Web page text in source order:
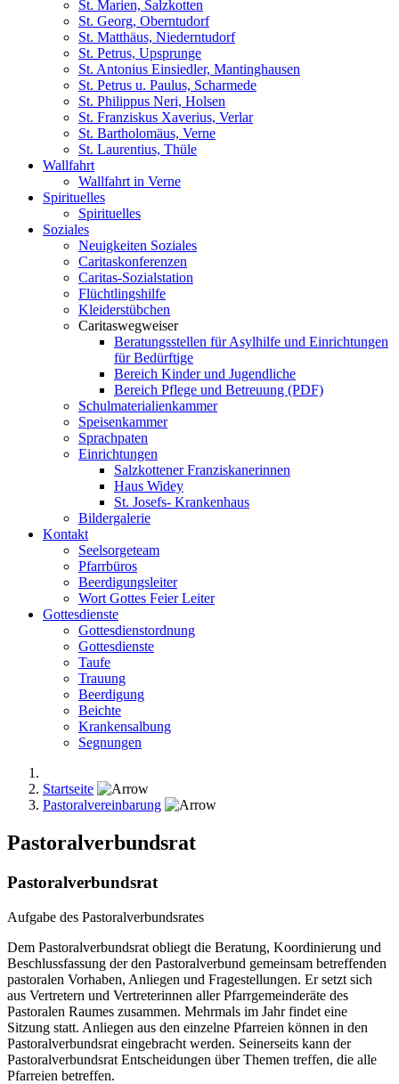
St. Marien, Salzkotten
St. Georg, Oberntudorf
St. Matthäus, Niederntudorf
St. Petrus, Upsprunge
St. Antonius Einsiedler, Mantinghausen
St. Petrus u. Paulus, Scharmede
St. Philippus Neri, Holsen
St. Franziskus Xaverius, Verlar
St. Bartholomäus, Verne
St. Laurentius, Thüle
Wallfahrt
Wallfahrt in Verne
Spirituelles
Spirituelles
Soziales
Neuigkeiten Soziales
Caritaskonferenzen
Caritas-Sozialstation
Flüchtlingshilfe
Kleiderstübchen
Caritaswegweiser
Beratungsstellen für Asylhilfe und Einrichtungen
für Bedürftige
Bereich Kinder und Jugendliche
Bereich Pflege und Betreuung (PDF)
Schulmaterialienkammer
Speisenkammer
Sprachpaten
Einrichtungen
Salzkottener Franziskanerinnen
Haus Widey
St. Josefs- Krankenhaus
Bildergalerie
Kontakt
Seelsorgeteam
Pfarrbüros
Beerdigungsleiter
Wort Gottes Feier Leiter
Gottesdienste
Gottesdienstordnung
Gottesdienste
Taufe
Trauung
Beerdigung
Beichte
Krankensalbung
Segnungen
Startseite
Pastoralvereinbarung
Pastoralverbundsrat
Pastoralverbundsrat
Aufgabe des Pastoralverbundsrates
Dem Pastoralverbundsrat obliegt die Beratung, Koordinierung und
Beschlussfassung der den Pastoralverbund gemeinsam betreffenden
pastoralen Vorhaben, Anliegen und Fragestellungen. Er setzt sich
aus Vertretern und Vertreterinnen aller Pfarrgemeinderäte des
Pastoralen Raumes zusammen. Mehrmals im Jahr findet eine
Sitzung statt. Anliegen aus den einzelne Pfarreien können in den
Pastoralverbundsrat eingebracht werden. Seinerseits kann der
Pastoralverbundsrat Entscheidungen über Themen treffen, die alle
Pfarreien betreffen.